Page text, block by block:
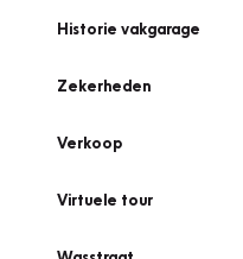
Historie vakgarage
Zekerheden
Verkoop
Virtuele tour